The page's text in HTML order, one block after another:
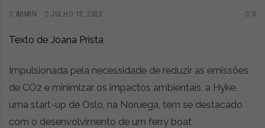
ADMIN JULHO 12, 2023 0
Texto de Joana Prista
Impulsionada pela necessidade de reduzir as emissões
de CO2 e minimizar os impactos ambientais, a Hyke,
uma start-up de Oslo, na Noruega, tem se destacado
com o desenvolvimento de um ferry boat